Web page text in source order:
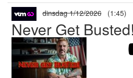
dinsdag 1/12/2026 (1:45)
Never Get Busted!